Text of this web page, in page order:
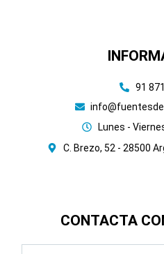
91
Lunes -
C. Brezo, 52 - 28500
CONTACTA